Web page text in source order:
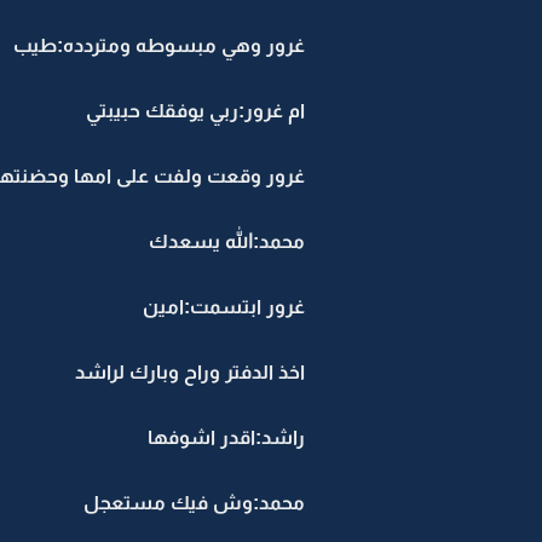
غرور وهي مبسوطه ومتردده:طيب
ام غرور:ربي يوفقك حبيبتي
غرور وقعت ولفت على امها
محمد:الله يسعدك
غرور ابتسمت:امين
اخذ الدفتر وراح وبارك لراشد
راشد:اقدر اشوفها
محمد:وش فيك مستعجل